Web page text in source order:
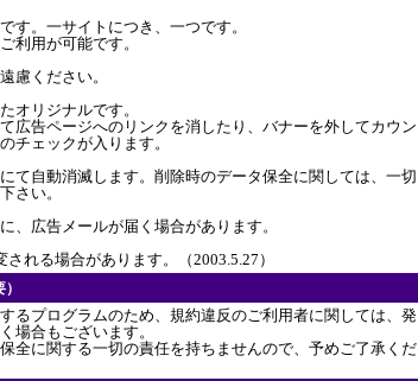
す。一サイトにつき、一つです。
利用が可能です。
慮ください。
オリジナルです。
広告ページへのリンクを消したり、バナーを外してカウン
チェックが入ります。
て自動消滅します。削除時のデータ保全に関しては、一切
さい。
、広告メールが届く場合があります。
れる場合があります。（2003.5.27）
るプログラムのため、規約違反のご利用者に関しては、発
場合もございます。
全に関する一切の責任を持ちませんので、予めご了承くだ